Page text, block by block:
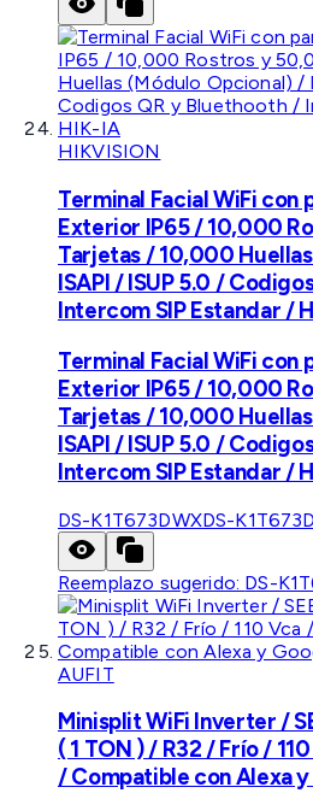
HIKVISION
Terminal Facial WiFi con
Exterior IP65 / 10,000
Tarjetas / 10,000
ISAPI / ISUP 5.0 /
Intercom SIP Estandar /
Terminal Facial WiFi con
Exterior IP65 / 10,000
Tarjetas / 10,000
ISAPI / ISUP 5.0 /
Intercom SIP Estandar /
DS-K1T673DWXDS-
Reemplazo sugerido: DS-
AUFIT
Minisplit WiFi Inverter /
( 1 TON ) / R32 / Frío /
/ Compatible con Alexa